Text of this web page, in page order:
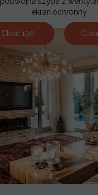
Clear 130
ekran ochronny